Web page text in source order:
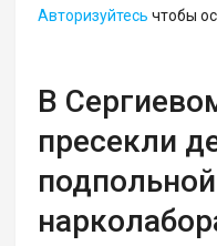
Авторизуйтесь чтобы
В
пресекли
подпольной